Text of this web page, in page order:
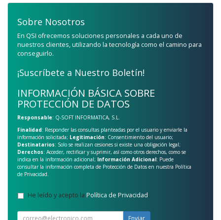
Sobre Nosotros
En QSI ofrecemos soluciones personales a cada uno de
nuestros clientes, utilizando la tecnología como el camino para
conseguirlo.
¡Suscríbete a Nuestro Boletín!
INFORMACIÓN BÁSICA SOBRE
PROTECCIÓN DE DATOS
Responsable: Q-SOFT INFORMATICA, S.L.
Finalidad: Responder las consultas planteadas por el usuario y enviarle la
información solicitada; Legitimación: Consentimiento del usuario;
Destinatarios: Solo se realizan cesiones si existe una obligación legal;
Derechos: Acceder, rectificar y suprimir, así como otros derechos, como se
indica en la información adicional; Información Adicional: Puede
consultar la información completa de Protección de Datos en nuestra Política
de Privacidad
He leído y acepto la Política de Privacidad.
Enviar